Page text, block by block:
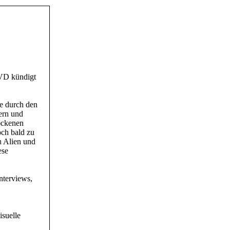
kündigt
durch den
und
bald zu
Alien und